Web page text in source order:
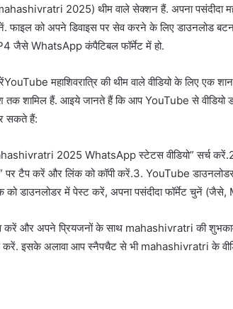
2025) थीम वाले सेक्शन हैं. अपना पसंदीदा
फाइल को अपने डिवाइस पर सेव करने के लिए डाउनलोड
जैसे WhatsApp कंपैट‍िबल फॉर्मेट में हो.
महाश‍िवरात्र‍ि की थीम वाले वीडियो के लिए एक
शामिल हैं. आइये जानते हैं क‍ि आप YouTube से
सकते हैं:
2025 WhatsApp स्टेटस वीडियो” सर्च करें.2.
टैप करें और लिंक को कॉपी करें.3. YouTube डाउनलोडर
को डाउनलोडर में पेस्ट करें, अपना पसंदीदा फॉर्मेट चुनें
करें और अपने प्रियजनों के साथ mahashivratri की
इसके अलावा आप स्‍नैपचैट से भी mahashivratri के